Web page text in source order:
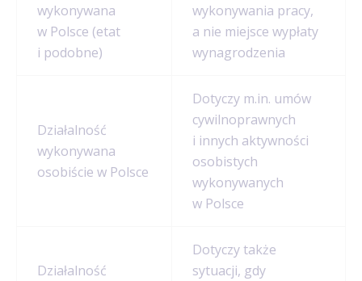
wykonywana
w Polsce (etat
i podobne)
wykonywania pracy,
a nie miejsce wypłaty
wynagrodzenia
Działalność
wykonywana
osobiście w Polsce
Dotyczy m.in. umów
cywilnoprawnych
i innych aktywności
osobistych
wykonywanych
w Polsce
Działalność
Dotyczy także
sytuacji, gdy